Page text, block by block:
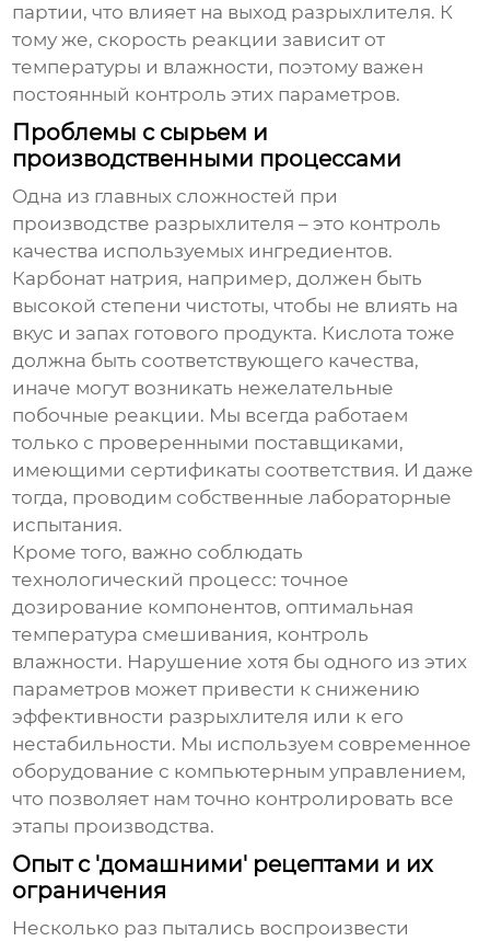
партии, что влияет на выход разрыхлителя. К
тому же, скорость реакции зависит от
температуры и влажности, поэтому важен
постоянный контроль этих параметров.
Проблемы с сырьем и
производственными процессами
Одна из главных сложностей при
производстве разрыхлителя – это контроль
качества используемых ингредиентов.
Карбонат натрия, например, должен быть
высокой степени чистоты, чтобы не влиять на
вкус и запах готового продукта. Кислота тоже
должна быть соответствующего качества,
иначе могут возникать нежелательные
побочные реакции. Мы всегда работаем
только с проверенными поставщиками,
имеющими сертификаты соответствия. И даже
тогда, проводим собственные лабораторные
испытания.
Кроме того, важно соблюдать
технологический процесс: точное
дозирование компонентов, оптимальная
температура смешивания, контроль
влажности. Нарушение хотя бы одного из этих
параметров может привести к снижению
эффективности разрыхлителя или к его
нестабильности. Мы используем современное
оборудование с компьютерным управлением,
что позволяет нам точно контролировать все
этапы производства.
Опыт с 'домашними' рецептами и их
ограничения
Несколько раз пытались воспроизвести